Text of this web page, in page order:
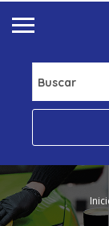
Buscar